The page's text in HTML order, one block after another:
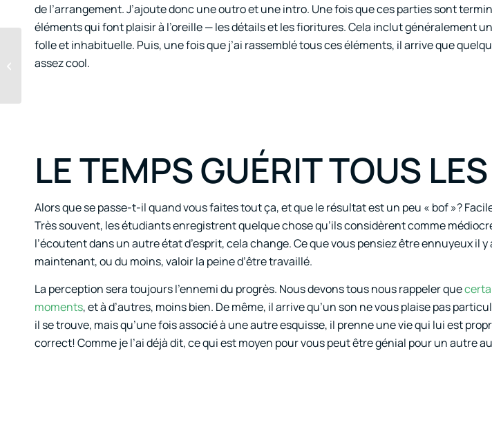
de l’arrangement. J’ajoute donc une outro et une intro. Une fois que ces parties sont
éléments qui font plaisir à l’oreille — les détails et les fioritures. Cela inclut généralement
folle et inhabituelle. Puis, une fois que j’ai rassemblé tous ces éléments, il arrive que
assez cool.
LE TEMPS GUÉRIT TOUS
Alors que se passe-t-il quand vous faites tout ça, et que le résultat est un peu « bof »?
Très souvent, les étudiants enregistrent quelque chose qu’ils considèrent comme
l’écoutent dans un autre état d’esprit, cela change. Ce que vous pensiez être ennuyeux il
maintenant, ou du moins, valoir la peine d’être travaillé.
La perception sera toujours l’ennemi du progrès. Nous devons tous nous rappeler que
moments, et à d’autres, moins bien. De même, il arrive qu’un son ne vous plaise pas
il se trouve, mais qu’une fois associé à une autre esquisse, il prenne une vie qui lui est
correct! Comme je l’ai déjà dit, ce qui est moyen pour vous peut être génial pour un autre
Le problème de la